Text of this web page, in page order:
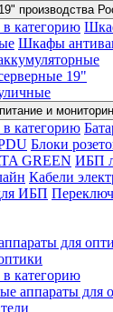
производства
категорию
Шкафы
19"
и
категорию
Блоки
GREEN ИБП
Кабели
ИБП
категорию
аппараты для